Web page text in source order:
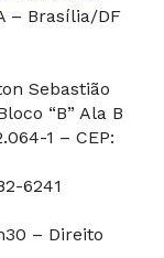
– Brasília/DF
Sebastião
“B” Ala B
1 – CEP:
6241
– Direito